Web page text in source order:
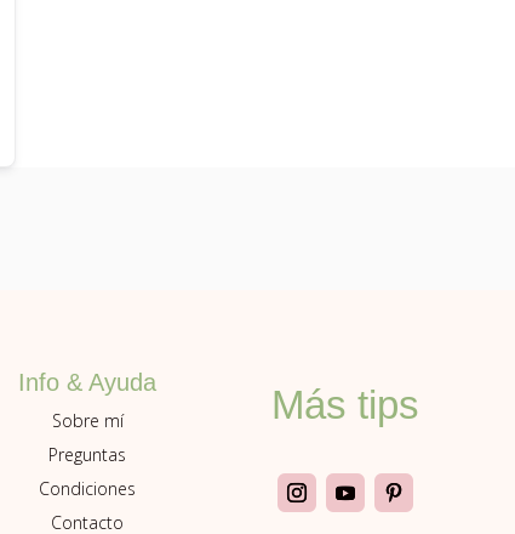
Info & Ayuda
Sobre mí
Preguntas
Condiciones
Contacto
Más tips